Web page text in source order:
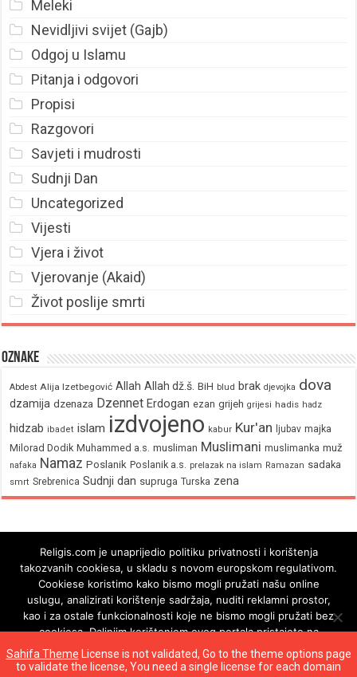
Meleki
Nevidljivi svijet (Gajb)
Odgoj u Islamu
Pitanja i odgovori
Propisi
Razgovori
Savjeti i mudrosti
Sudnji Dan
Uncategorized
Vijesti
Vjera i život
Vjerovanje (Akaid)
Život poslije smrti
Oznake
Abdest Alija Izetbegović Allah Allah dž.š. BiH blud brak djevojka dova
dzamija dzenaza Dzennet Erdogan ezan grijeh grijesi hadis hadz
hidzab ibadet islam izdvojeno kabur Kur'an ljubav majka
Milorad Dodik Muhammed a.s. musliman Muslimani muslimanka muž
nafaka Namaz Poslanik Poslanik a.s. prelazak na islam Ramazan sadaka
smrt Srebrenica Sudnji dan supruga Turska zena
Sahifa Theme License is not validated, Go to the theme options page
to validate the license, You need a single license for each domain
Religis.com je unaprijedio politiku privatnosti i korištenja
takozvanih cookiesa, u skladu s novom europskom regulativom.
Cookiese koristimo kako bismo mogli pružati našu online
uslugu, analizirati korištenje sadržaja, nuditi reklamni prostor,
kao i za ostale funkcionalnosti koje ne bismo mogli pružati bez
cookiesa. Daljnjim korištenjem ovog portala pristajete na
korištenje cookiesa.
Ok